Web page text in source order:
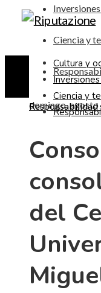
Ciencia y
domingo, agosto
Cultura y
Ciencia y
Responsabilidad
del